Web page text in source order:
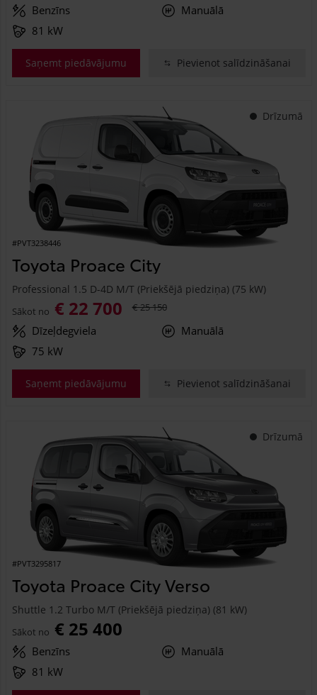
Benzīns
Manuālā
81 kW
Saņemt piedāvājumu Pievienot salīdzināšanai
Drīzumā
#PVT3238446
Toyota Proace City
Professional 1.5 D-4D M/T (Priekšējā piedziņa) (75 kW)
Sākot no € 22 700 € 25 150
Dīzeļdegviela
Manuālā
75 kW
Saņemt piedāvājumu Pievienot salīdzināšanai
Drīzumā
#PVT3295817
Toyota Proace City Verso
Shuttle 1.2 Turbo M/T (Priekšējā piedziņa) (81 kW)
Sākot no € 25 400
Benzīns
Manuālā
81 kW